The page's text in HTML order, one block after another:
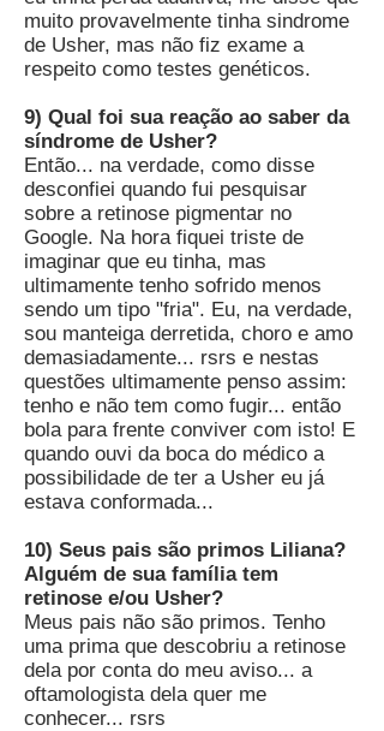
muito provavelmente tinha sindrome
de Usher, mas não fiz exame a
respeito como testes genéticos.
9) Qual foi sua reação ao saber da
síndrome de Usher?
Então... na verdade, como disse
desconfiei quando fui pesquisar
sobre a retinose pigmentar no
Google. Na hora fiquei triste de
imaginar que eu tinha, mas
ultimamente tenho sofrido menos
sendo um tipo "fria". Eu, na verdade,
sou manteiga derretida, choro e amo
demasiadamente... rsrs e nestas
questões ultimamente penso assim:
tenho e não tem como fugir... então
bola para frente conviver com isto! E
quando ouvi da boca do médico a
possibilidade de ter a Usher eu já
estava conformada...
10) Seus pais são primos Liliana?
Alguém de sua família tem
retinose e/ou Usher?
Meus pais não são primos. Tenho
uma prima que descobriu a retinose
dela por conta do meu aviso... a
oftamologista dela quer me
conhecer... rsrs